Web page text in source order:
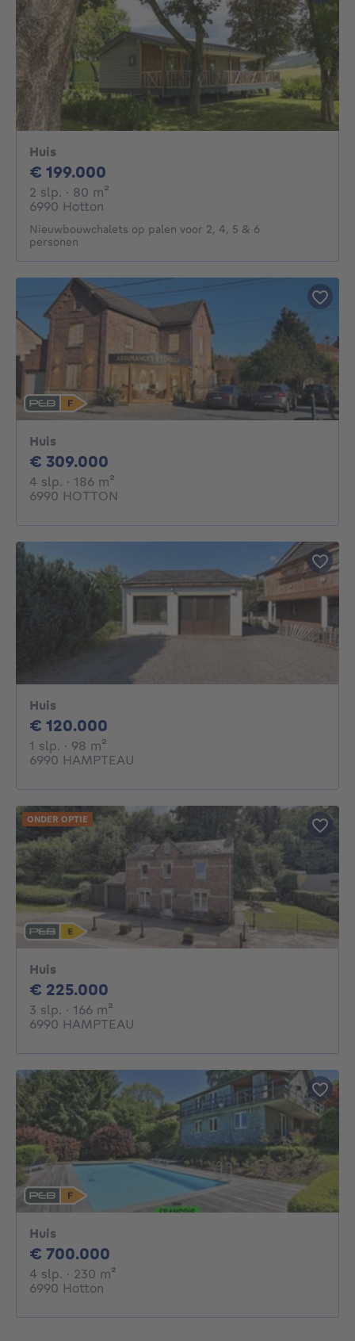
Huis
€ 199.000
2 slp. 2 slaapkamers
· 80 m²
6990 Hotton
Nieuwbouwchalets op palen voor 2, 4, 5 & 6
personen
Huis
€ 309.000
4 slp. 4 slaapkamers
· 186 m²
6990 HOTTON
Huis
€ 120.000
1 slp. 1 slaapkamer
· 98 m²
6990 HAMPTEAU
Huis
€ 225.000
3 slp. 3 slaapkamers
· 166 m²
6990 HAMPTEAU
ONDER OPTIE
Huis
€ 700.000
4 slp. 4 slaapkamers
· 230 m²
6990 Hotton